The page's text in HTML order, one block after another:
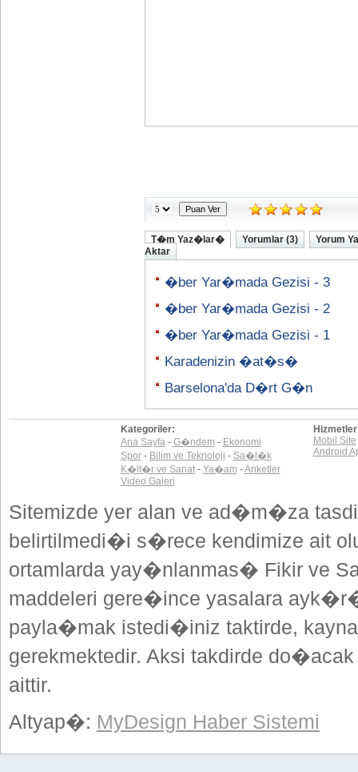
T�m Yaz�lar� Yorumlar (3)
Yorum
Aktar
�ber Yar�mada Gezisi - 3
�ber Yar�mada Gezisi - 2
�ber Yar�mada Gezisi - 1
Karadenizin �at�s�
Barselona'da D�rt G�n
Kategoriler:
Ana Sayfa- G�ndem - Ekonomi
Spor- Bilim ve Teknoloji - Sa�l�k
K�lt�r ve Sanat- Ya�am -Anketler
Video Galeri
Mobil Site
Android
Sitemizde yer alan ve ad�m�za
belirtilmedi�i s�rece kendimize ait
ortamlarda yay�nlanmas� Fikir ve
maddeleri gere�ince yasalara
payla�mak istedi�iniz taktirde,
gerekmektedir. Aksi takdirde
aittir.
Altyap�: MyDesign Haber Sistemi